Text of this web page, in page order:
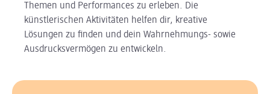
Themen und Performances zu erleben. Die
künstlerischen Aktivitäten helfen dir, kreative
Lösungen zu finden und dein Wahrnehmungs- sowie
Ausdrucksvermögen zu entwickeln.